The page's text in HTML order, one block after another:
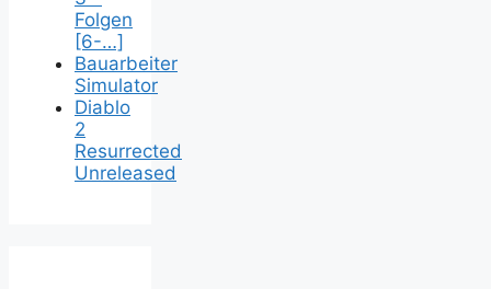
Folgen
[6-…]
Bauarbeiter
Simulator
Diablo
2
Resurrected
Unreleased